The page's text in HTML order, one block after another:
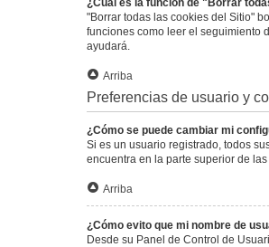
¿Cuál es la función de "Borrar
"Borrar todas las cookies del Sitio"
funciones como leer el seguimiento
ayudará.
Arriba
Preferencias de usuario y
¿Cómo se puede cambiar mi
Si es un usuario registrado, todos
encuentra en la parte superior de
Arriba
¿Cómo evito que mi nombre de
Desde su Panel de Control de